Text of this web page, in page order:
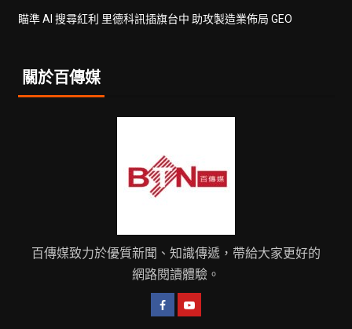
瞄準 AI 搜尋紅利 里德科訊插旗台中 助攻製造業佈局 GEO
關於百傳媒
百傳媒致力於優質新聞、知識傳遞，帶給大家更好的
網路閱讀體驗。